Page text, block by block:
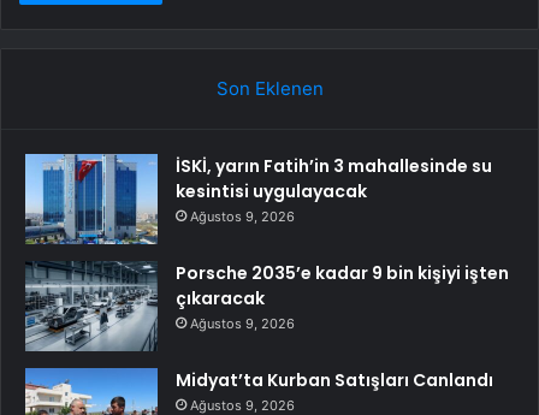
Son Eklenen
İSKİ, yarın Fatih’in 3 mahallesinde su
kesintisi uygulayacak
Ağustos 9, 2026
Porsche 2035’e kadar 9 bin kişiyi işten
çıkaracak
Ağustos 9, 2026
Midyat’ta Kurban Satışları Canlandı
Ağustos 9, 2026